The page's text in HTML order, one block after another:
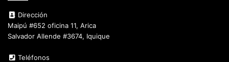
Dirección
Maipú #652 oficina 11, Arica
Salvador Allende #3674, Iquique
Teléfonos